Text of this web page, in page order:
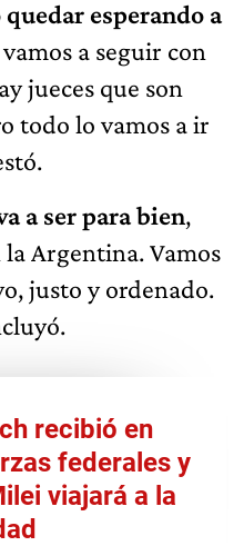
esperando a
a seguir con
jueces que son
todo lo vamos a ir
a ser para bien,
Argentina. Vamos
justo y ordenado.
recibió en
federales y
viajará a la